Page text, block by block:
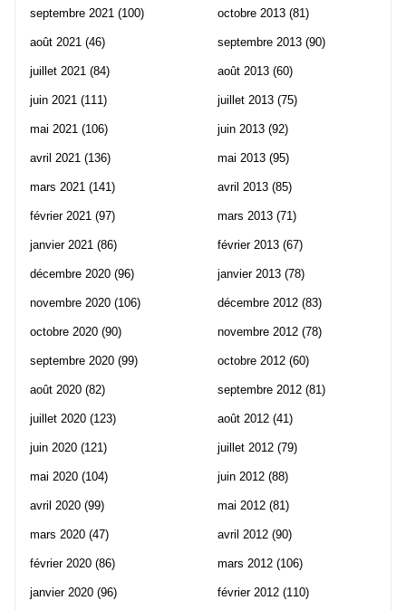
septembre 2021 (100)
août 2021 (46)
juillet 2021 (84)
juin 2021 (111)
mai 2021 (106)
avril 2021 (136)
mars 2021 (141)
février 2021 (97)
janvier 2021 (86)
décembre 2020 (96)
novembre 2020 (106)
octobre 2020 (90)
septembre 2020 (99)
août 2020 (82)
juillet 2020 (123)
juin 2020 (121)
mai 2020 (104)
avril 2020 (99)
mars 2020 (47)
février 2020 (86)
janvier 2020 (96)
octobre 2013 (81)
septembre 2013 (90)
août 2013 (60)
juillet 2013 (75)
juin 2013 (92)
mai 2013 (95)
avril 2013 (85)
mars 2013 (71)
février 2013 (67)
janvier 2013 (78)
décembre 2012 (83)
novembre 2012 (78)
octobre 2012 (60)
septembre 2012 (81)
août 2012 (41)
juillet 2012 (79)
juin 2012 (88)
mai 2012 (81)
avril 2012 (90)
mars 2012 (106)
février 2012 (110)